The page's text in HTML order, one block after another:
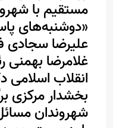
مستقیم با
«دوشنبه‌های
علیرضا سجادی
غلامرضا
انقلاب اسلامی
بخشدار مرکزی
شهروندان